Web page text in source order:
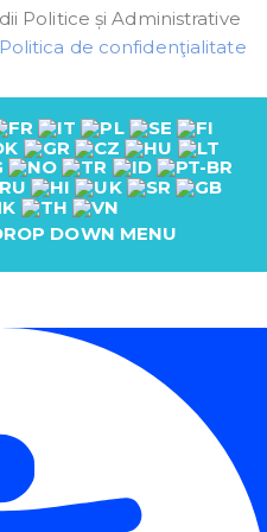
Politice și Administrative
Politica de confidenţialitate